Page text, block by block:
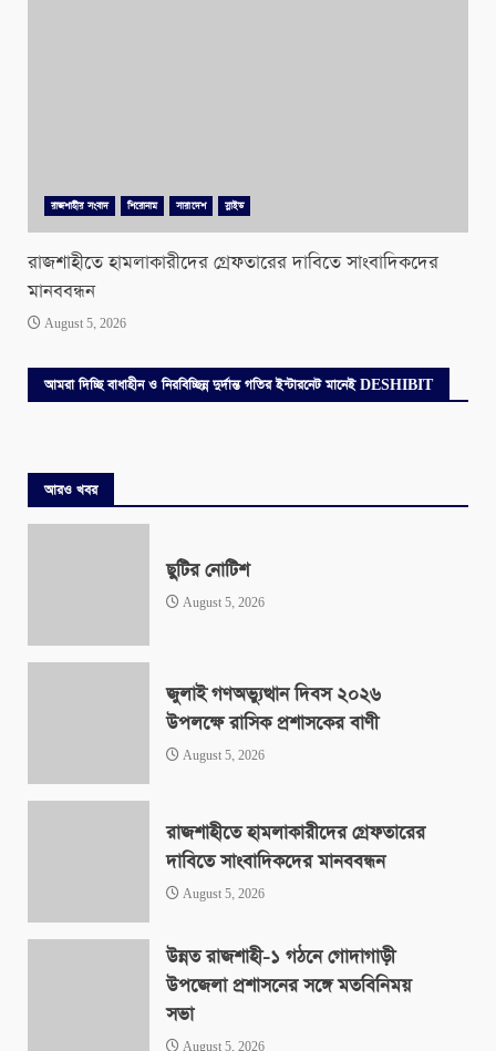
রাজশাহীর সংবাদ শিরোনাম সারাদেশ স্লাইড
রাজশাহীতে হামলাকারীদের গ্রেফতারের দাবিতে সাংবাদিকদের
মানববন্ধন
August 5, 2026
আমরা দিচ্ছি বাধাহীন ও নিরবিচ্ছিন্ন দুর্দান্ত গতির ইন্টারনেট মানেই DESHIBIT
আরও খবর
ছুটির নোটিশ
August 5, 2026
জুলাই গণঅভ্যুত্থান দিবস ২০২৬
উপলক্ষে রাসিক প্রশাসকের বাণী
August 5, 2026
রাজশাহীতে হামলাকারীদের গ্রেফতারের
দাবিতে সাংবাদিকদের মানববন্ধন
August 5, 2026
উন্নত রাজশাহী-১ গঠনে গোদাগাড়ী
উপজেলা প্রশাসনের সঙ্গে মতবিনিময়
সভা
August 5, 2026